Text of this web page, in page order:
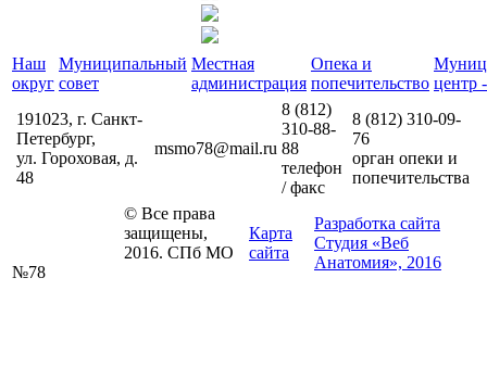
Наш
округ
Муниципальный
совет
Местная
администрация
Опека и
попечительство центр
191023, г. Санкт-
Петербург,
ул. Гороховая, д.
48
msmo78@mail.ru
8 (812)
310-88-
88
телефон
/ факс
8 (812) 310-09-
76
орган опеки и
попечительства
© Все права
защищены,
2016. СПб МО
№78
Карта
сайта
Разработка сайта
Студия «Веб
Анатомия», 2016